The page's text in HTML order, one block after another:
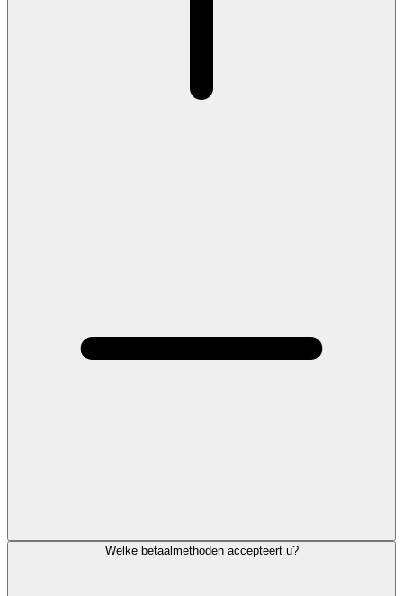
Welke betaalmethoden accepteert u?